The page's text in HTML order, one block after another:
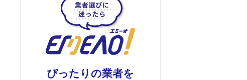
ぴったりの業者を